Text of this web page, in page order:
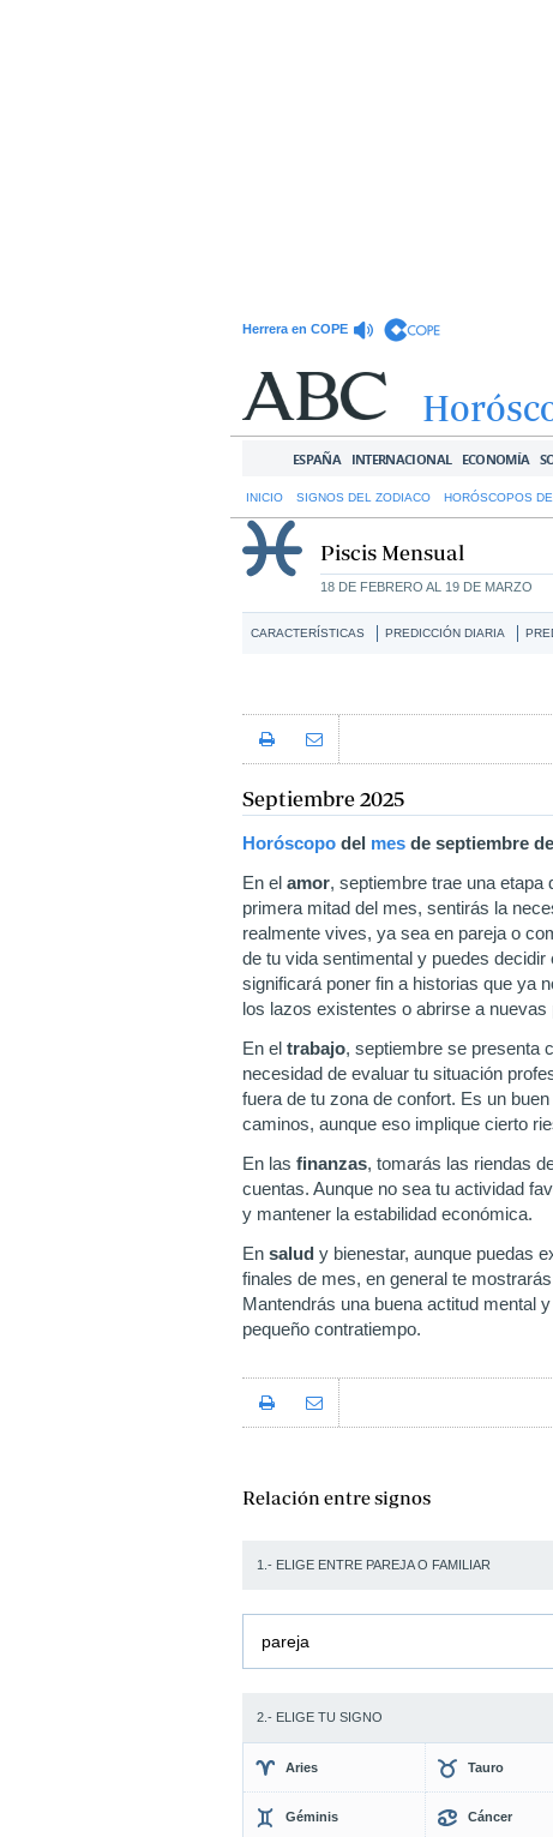
Herrera en COPE
ESPAÑA INTERNACIONAL ECONOMÍA
INICIO SIGNOS DEL ZODIACO HORÓSCOPOS
Piscis Mensual
18 DE FEBRERO AL 19 DE MARZO
CARACTERÍSTICAS PREDICCIÓN DIARIA
Septiembre 2025
Horóscopo del mes de septiembre de
En el amor, septiembre trae una
primera mitad del mes, sentirás la
realmente vives, ya sea en pareja o
de tu vida sentimental y puedes
significará poner fin a historias que ya
los lazos existentes o abrirse a nuevas
En el trabajo, septiembre se presenta
necesidad de evaluar tu situación
fuera de tu zona de confort. Es un
caminos, aunque eso implique cierto
En las finanzas, tomarás las riendas
cuentas. Aunque no sea tu actividad
y mantener la estabilidad económica.
En salud y bienestar, aunque puedas
finales de mes, en general te
Mantendrás una buena actitud mental
pequeño contratiempo.
Relación entre signos
1.- ELIGE ENTRE PAREJA O FAMILIAR
pareja
2.- ELIGE TU SIGNO
Aries Tauro
Géminis Cáncer